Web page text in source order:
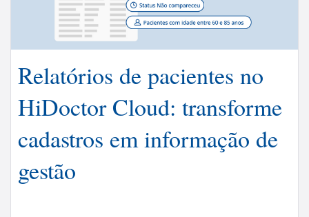
Relatórios de pacientes no
HiDoctor Cloud: transforme
cadastros em informação de
gestão